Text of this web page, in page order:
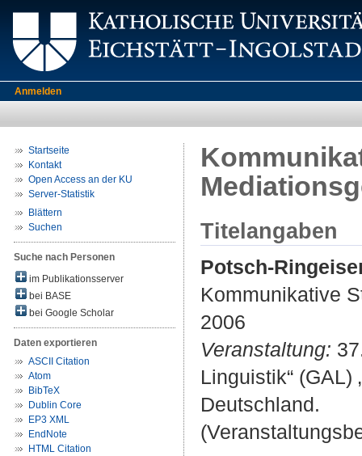
Anmelden
Startseite
Kontakt
Open Access an der KU
Server-Statistik
Blättern
Suchen
Suche nach Personen
im Publikationsserver
bei BASE
bei Google Scholar
Daten exportieren
ASCII Citation
Atom
BibTeX
Dublin Core
EP3 XML
EndNote
HTML Citation
Titelangaben
Potsch-
Kommunikative
2006
Veranstaltung:
Linguistik“ (GAL)
Deutschland.